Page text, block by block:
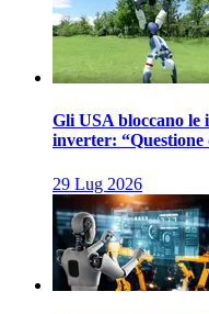
Gli USA bloccano
inverter: “Questione
29 Lug 2026